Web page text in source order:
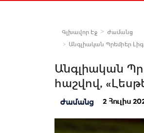
Գլխավոր Էջ
Ժամանց
Անգլիական Պրեմիեր
Անգլիական
հաշվով,
Ժամանց 2 Հուլիս